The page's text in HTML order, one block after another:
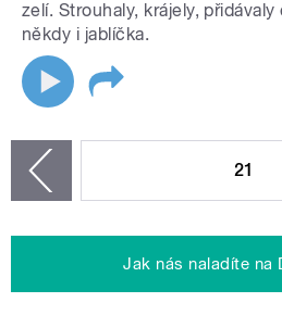
zelí. Strouhaly, krájely,
někdy i jablíčka.
21
Jak nás naladíte na